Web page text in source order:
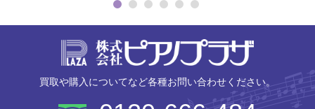
買取や購入についてなど各種お問い合わせください。